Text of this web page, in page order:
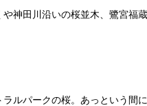
神田川沿いの桜並木、鷺宮福
ルパークの桜。あっという間